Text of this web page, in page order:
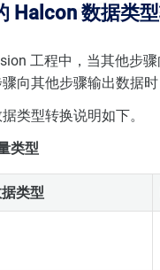
Halcon 数据类
工程中，当其他步
向其他步骤输出数据
类型转换说明如下。
类型
类型